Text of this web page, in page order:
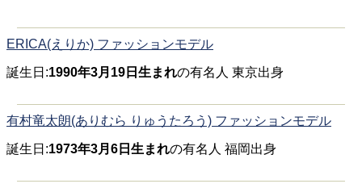
ERICA(えりか) ファッションモデル
誕生日:1990年3月19日生まれの有名人 東京出身
有村竜太朗(ありむら りゅうたろう) ファッションモデル
誕生日:1973年3月6日生まれの有名人 福岡出身